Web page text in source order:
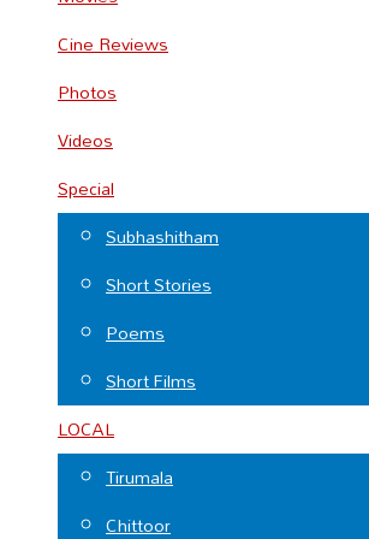
Cine Reviews
Photos
Videos
Special
Subhashitham
Short Stories
Poems
Short Films
LOCAL
Tirumala
Chittoor